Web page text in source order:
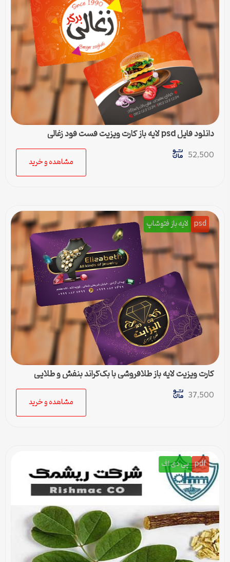
دانلود فایل psd لایه باز کارت ویزیت فست فود زغالی
52,500
مشاهده و خرید
psd لایه باز فتوشاپ
کارت ویزیت لایه باز طلافروشی با بک‌گراند بنفش و طلایی
37,500
مشاهده و خرید
pdf پی دی اف